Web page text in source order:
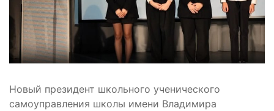
Новый президент школьного ученического
самоуправления школы имени Владимира